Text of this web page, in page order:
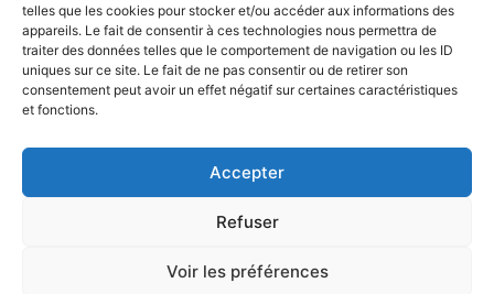
telles que les cookies pour stocker et/ou accéder aux informations des
appareils. Le fait de consentir à ces technologies nous permettra de
traiter des données telles que le comportement de navigation ou les ID
uniques sur ce site. Le fait de ne pas consentir ou de retirer son
consentement peut avoir un effet négatif sur certaines caractéristiques
et fonctions.
Accepter
Refuser
Voir les préférences
Nom*
Adresse de messagerie